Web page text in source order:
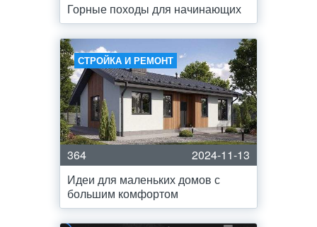
Горные походы для начинающих
СТРОЙКА И РЕМОНТ
364
2024-11-13
Идеи для маленьких домов с
большим комфортом